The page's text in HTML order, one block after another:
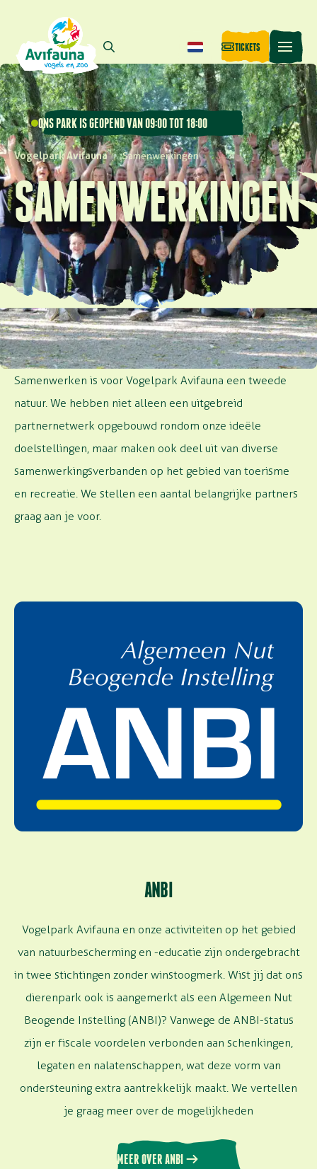
TICKETS
ONS PARK IS GEOPEND VAN 09:00 TOT 18:00
Vogelpark Avifauna | Samenwerkingen
SAMENWERKINGEN
SAMEN KOM JE VERDER
Samenwerken is voor Vogelpark Avifauna een tweede
natuur. We hebben niet alleen een uitgebreid
partnernetwerk opgebouwd rondom onze ideële
doelstellingen, maar maken ook deel uit van diverse
samenwerkingsverbanden op het gebied van toerisme
en recreatie. We stellen een aantal belangrijke partners
graag aan je voor.
ANBI
Vogelpark Avifauna en onze activiteiten op het gebied
van natuurbescherming en -educatie zijn ondergebracht
in twee stichtingen zonder winstoogmerk. Wist jij dat ons
dierenpark ook is aangemerkt als een Algemeen Nut
Beogende Instelling (ANBI)? Vanwege de ANBI-status
zijn er fiscale voordelen verbonden aan schenkingen,
legaten en nalatenschappen, wat deze vorm van
ondersteuning extra aantrekkelijk maakt. We vertellen
je graag meer over de mogelijkheden
MEER OVER ANBI